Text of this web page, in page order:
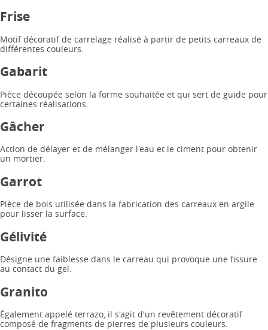
Frise
Motif décoratif de carrelage réalisé à partir de petits carreaux de
différentes couleurs.
Gabarit
Pièce découpée selon la forme souhaitée et qui sert de guide pour
certaines réalisations.
Gâcher
Action de délayer et de mélanger l'eau et le ciment pour obtenir
un mortier.
Garrot
Pièce de bois utilisée dans la fabrication des carreaux en argile
pour lisser la surface.
Gélivité
Désigne une faiblesse dans le carreau qui provoque une fissure
au contact du gel.
Granito
Également appelé terrazo, il s'agit d'un revêtement décoratif
composé de fragments de pierres de plusieurs couleurs.